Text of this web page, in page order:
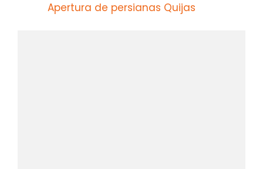
Apertura de persianas Quijas